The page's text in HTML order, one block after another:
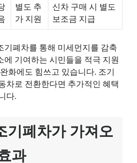
별도 추
가 지원
신차 구매 시 별도
보조금 지급
기폐차를 통해 미세먼지를 감축
에 기여하는 시민들을 적극 지원
화에도 힘쓰고 있습니다. 조기
차로 전환한다면 추가적인 혜택
다.
기폐차가 가져오
과